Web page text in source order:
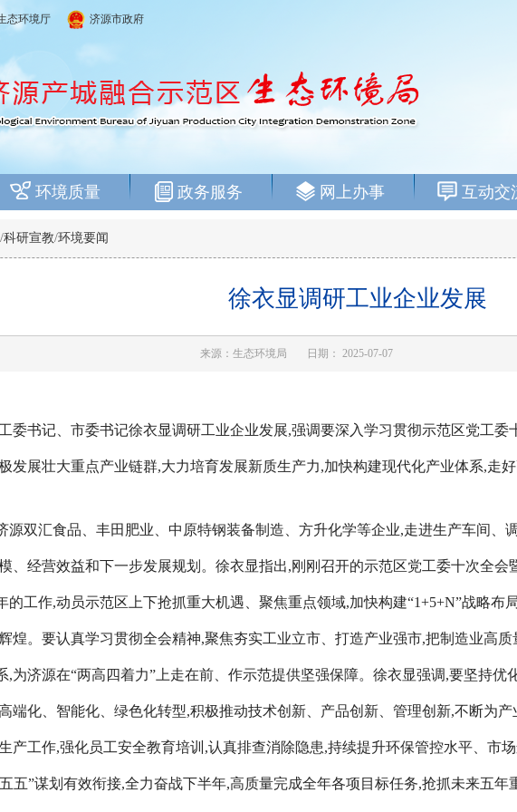
态环境厅 济源市政府
环境质量 政务服务 网上办事 互动交
/科研宣教/环境要闻
徐衣显调研工业企业发展
来源：生态环境局 日期： 2025-07-07
委书记、市委书记徐衣显调研工业企业发展,强调要深入学习贯彻示范区党工
发展壮大重点产业链群,大力培育发展新质生产力,加快构建现代化产业体系,走好
源双汇食品、丰田肥业、中原特钢装备制造、方升化学等企业,走进生产车间、
、经营效益和下一步发展规划。徐衣显指出,刚刚召开的示范区党工委十次全
的工作,动员示范区上下抢抓重大机遇、聚焦重点领域,加快构建“1+5+N”战略布
煌。要认真学习贯彻全会精神,聚焦夯实工业立市、打造产业强市,把制造业高
,为济源在“两高四着力”上走在前、作示范提供坚强保障。徐衣显强调,要坚持
端化、智能化、绿色化转型,积极推动技术创新、产品创新、管理创新,不断为
产工作,强化员工安全教育培训,认真排查消除隐患,持续提升环保管控水平、市
五”谋划有效衔接,全力奋战下半年,高质量完成全年各项目标任务,抢抓未来五